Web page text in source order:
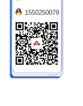
1550250079